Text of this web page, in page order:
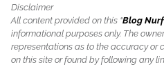
Disclaimer
All content provided on this "Blog
informational purposes only. The
representations as to the accuracy or
on this site or found by following any